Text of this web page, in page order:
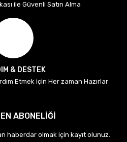
ile Güvenli Satın Alma
& DESTEK
Etmek için Her zaman Hazırlar
ABONELİĞİ
haberdar olmak için kayıt olunuz.